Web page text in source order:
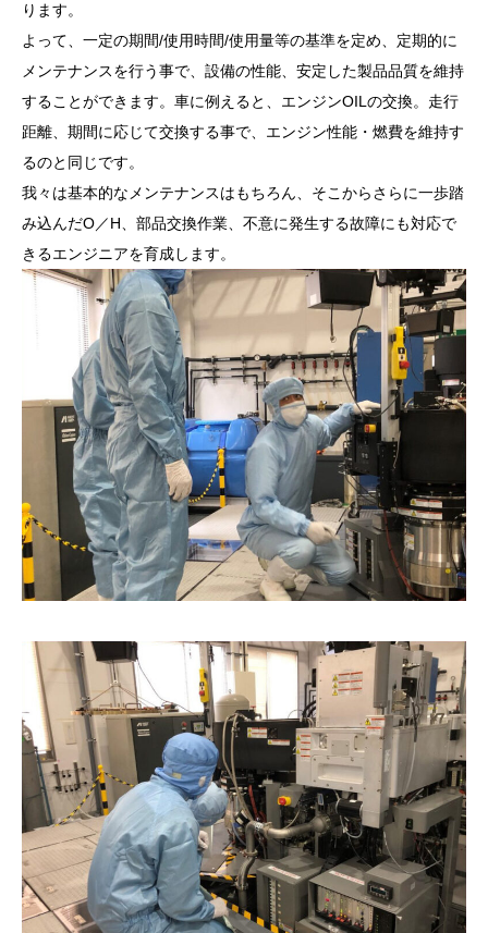
ります。
よって、一定の期間/使用時間/使用量等の基準を定め、定期的に
メンテナンスを行う事で、設備の性能、安定した製品品質を維持
することができます。車に例えると、エンジンOILの交換。走行
距離、期間に応じて交換する事で、エンジン性能・燃費を維持す
るのと同じです。
我々は基本的なメンテナンスはもちろん、そこからさらに一歩踏
み込んだO／H、部品交換作業、不意に発生する故障にも対応で
きるエンジニアを育成します。